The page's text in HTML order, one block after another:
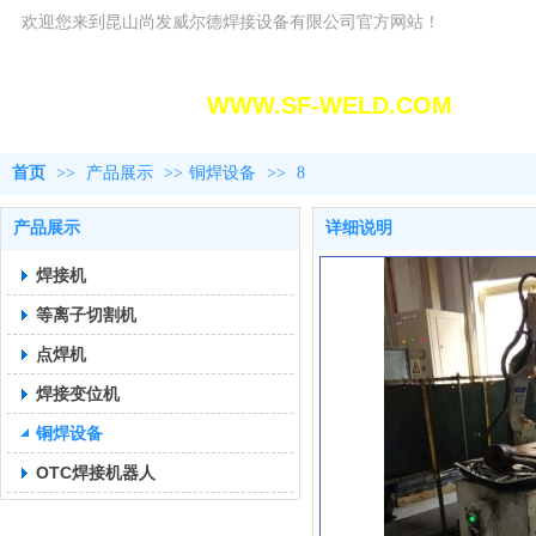
欢迎您来到昆山尚发威尔德焊接设备有限公司官方网站！
WWW.SF-WELD.COM
首页 >> 产品展示 >> 铜焊设备 >> 8
产品展示
焊接机
等离子切割机
点焊机
焊接变位机
铜焊设备
OTC焊接机器人
详细说明